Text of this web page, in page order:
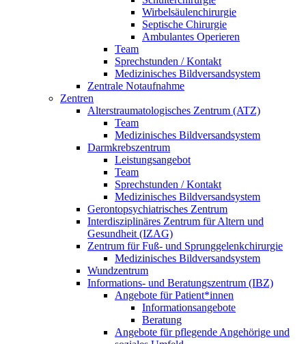
Wirbelsäulenchirurgie
Septische Chirurgie
Ambulantes Operieren
Team
Sprechstunden / Kontakt
Medizinisches Bildversandsystem
Zentrale Notaufnahme
Zentren
Alterstraumatologisches Zentrum (ATZ)
Team
Medizinisches Bildversandsystem
Darmkrebszentrum
Leistungsangebot
Team
Sprechstunden / Kontakt
Medizinisches Bildversandsystem
Gerontopsychiatrisches Zentrum
Interdisziplinäres Zentrum für Altern und
Gesundheit (IZAG)
Zentrum für Fuß- und Sprunggelenkchirurgie
Medizinisches Bildversandsystem
Wundzentrum
Informations- und Beratungszentrum (IBZ)
Angebote für Patient*innen
Informationsangebote
Beratung
Angebote für pflegende Angehörige und